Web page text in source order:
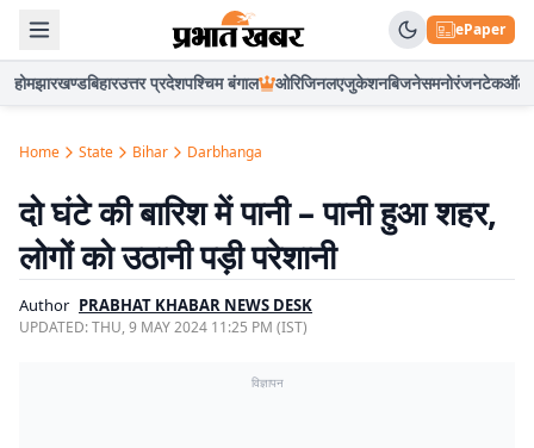
ePaper
होमझारखण्डबिहारउत्तर प्रदेशपश्चिम बंगाल ओरिजिनलएजुकेशनबिजनेसमनोरंजनटेकऑटो
Home State Bihar Darbhanga
दो घंटे की बारिश में पानी – पानी हुआ शहर,
लोगों को उठानी पड़ी परेशानी
Author PRABHAT KHABAR NEWS DESK
UPDATED:THU, 9 MAY 2024 11:25 PM (IST)
विज्ञापन